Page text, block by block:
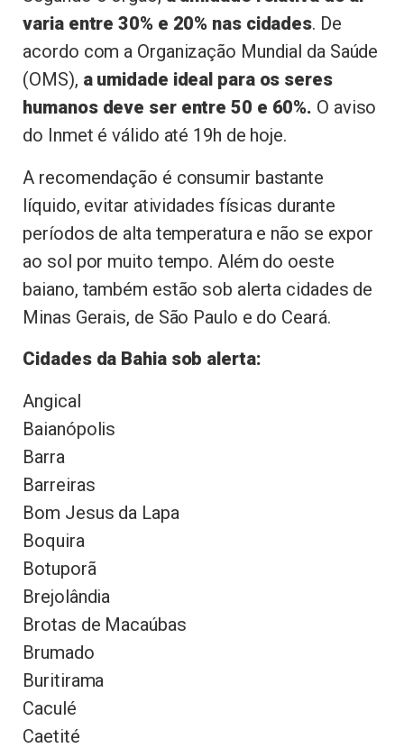
varia entre 30% e 20% nas cidades. De
acordo com a Organização Mundial da Saúde
(OMS), a umidade ideal para os seres
humanos deve ser entre 50 e 60%. O aviso
do Inmet é válido até 19h de hoje.
A recomendação é consumir bastante
líquido, evitar atividades físicas durante
períodos de alta temperatura e não se expor
ao sol por muito tempo. Além do oeste
baiano, também estão sob alerta cidades de
Minas Gerais, de São Paulo e do Ceará.
Cidades da Bahia sob alerta:
Angical
Baianópolis
Barra
Barreiras
Bom Jesus da Lapa
Boquira
Botuporã
Brejolândia
Brotas de Macaúbas
Brumado
Buritirama
Caculé
Caetité